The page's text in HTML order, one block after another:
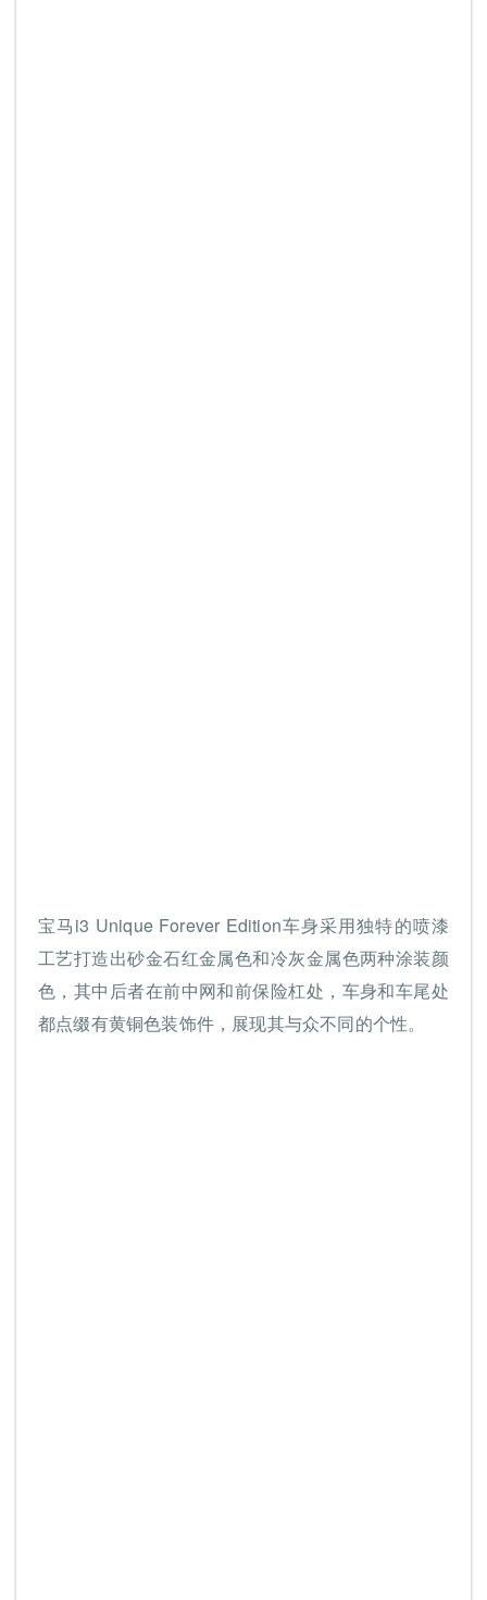
宝马i3 Unique Forever Edition车身采用独特的喷漆
工艺打造出砂金石红金属色和冷灰金属色两种涂装颜
色，其中后者在前中网和前保险杠处，车身和车尾处
都点缀有黄铜色装饰件，展现其与众不同的个性。